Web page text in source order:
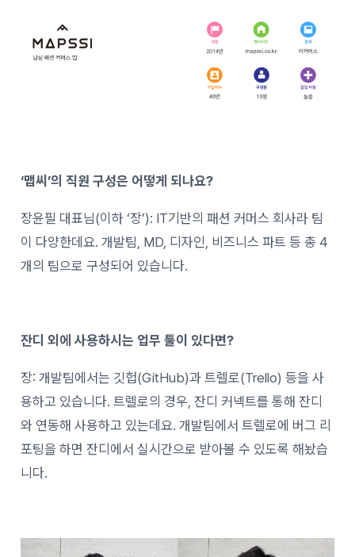
‘맵씨’의 직원 구성은 어떻게 되나요?
장윤필 대표님(이하 ‘장’): IT기반의 패션 커머스 회사라 팀
이 다양한데요. 개발팀, MD, 디자인, 비즈니스 파트 등 총 4
개의 팀으로 구성되어 있습니다.
잔디 외에 사용하시는 업무 툴이 있다면?
장: 개발팀에서는 깃헙(GitHub)과 트렐로(Trello) 등을 사
용하고 있습니다. 트렐로의 경우, 잔디 커넥트를 통해 잔디
와 연동해 사용하고 있는데요. 개발팀에서 트렐로에 버그 리
포팅을 하면 잔디에서 실시간으로 받아볼 수 있도록 해놨습
니다.